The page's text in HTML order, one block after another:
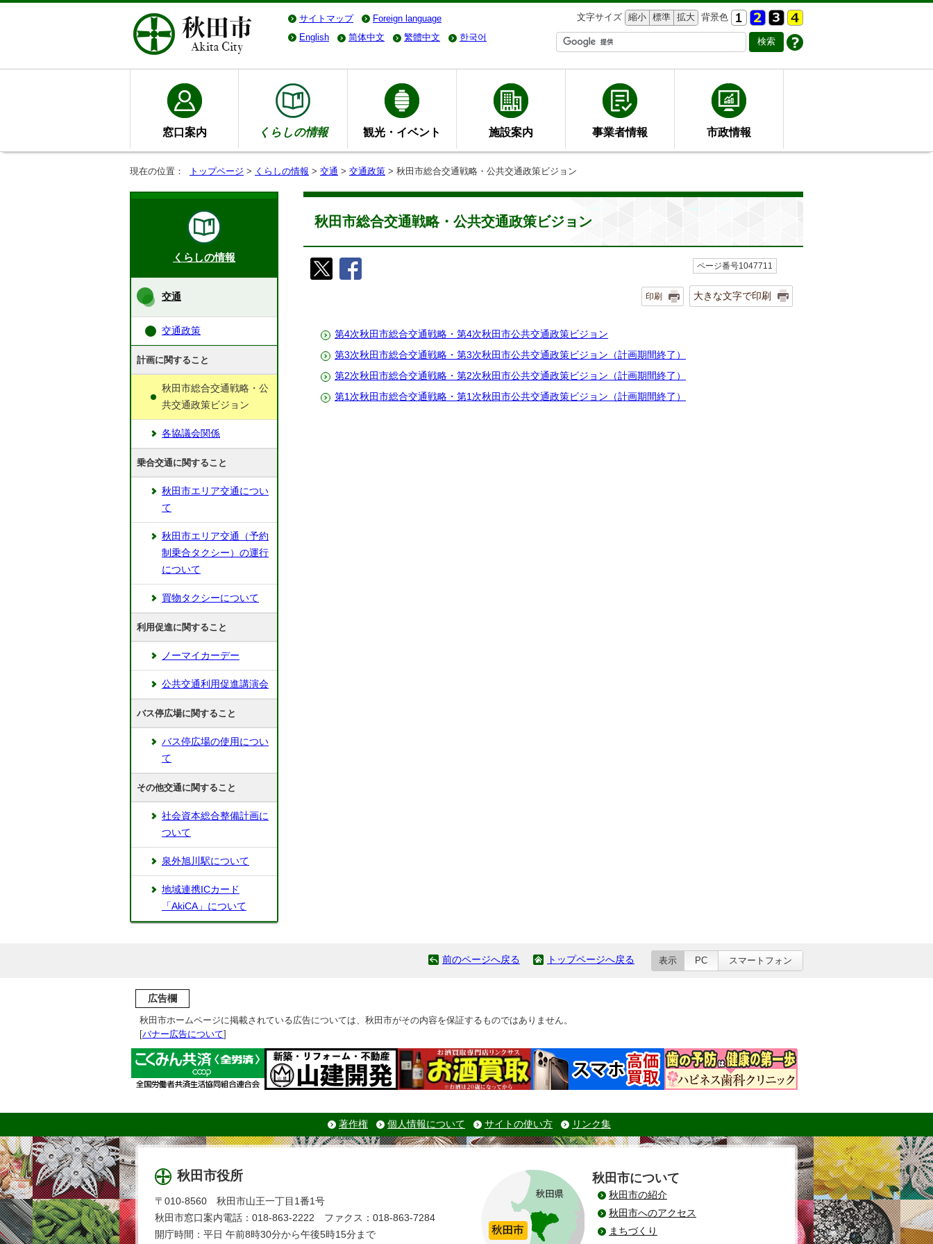
サイトマップ Foreign language 文字サイズ 縮小 標準 拡大 背景色
English
简体中文 繁體中文 한국어
窓口案内 くらしの情報 観光・イベント 施設案内 事業者情報 市政情報
現在の位置： トップページ > くらしの情報 > 交通 > 交通政策 > 秋田市総合交通戦略・公共交通政策ビジョン
秋田市総合交通戦略・公共交通政策ビジョン
ページ番号1047711
印刷 大きな文字で印刷
第4次秋田市総合交通戦略・第4次秋田市公共交通政策ビジョン
第3次秋田市総合交通戦略・第3次秋田市公共交通政策ビジョン（計画期間終了）
第2次秋田市総合交通戦略・第2次秋田市公共交通政策ビジョン（計画期間終了）
第1次秋田市総合交通戦略・第1次秋田市公共交通政策ビジョン（計画期間終了）
くらしの情報
交通
交通政策
計画に関すること
秋田市総合交通戦略・公
共交通政策ビジョン
各協議会関係
乗合交通に関すること
秋田市エリア交通につい
て
秋田市エリア交通（予約
制乗合タクシー）の運行
について
買物タクシーについて
利用促進に関すること
ノーマイカーデー
公共交通利用促進講演会
バス停広場に関すること
バス停広場の使用につい
て
その他交通に関すること
社会資本総合整備計画に
ついて
泉外旭川駅について
地域連携ICカード
「AkiCA」について
前のページへ戻る トップページへ戻る 表示 PC スマートフォン
広告欄
秋田市ホームページに掲載されている広告については、秋田市がその内容を保証するものではありません。
[バナー広告について]
著作権 個人情報について サイトの使い方 リンク集
秋田市役所
〒010-8560 秋田市山王一丁目1番1号
秋田市窓口案内電話：018-863-2222 ファクス：018-863-7284
開庁時間：平日 午前8時30分から午後5時15分まで
秋田市について
秋田市の紹介
秋田市へのアクセス
まちづくり